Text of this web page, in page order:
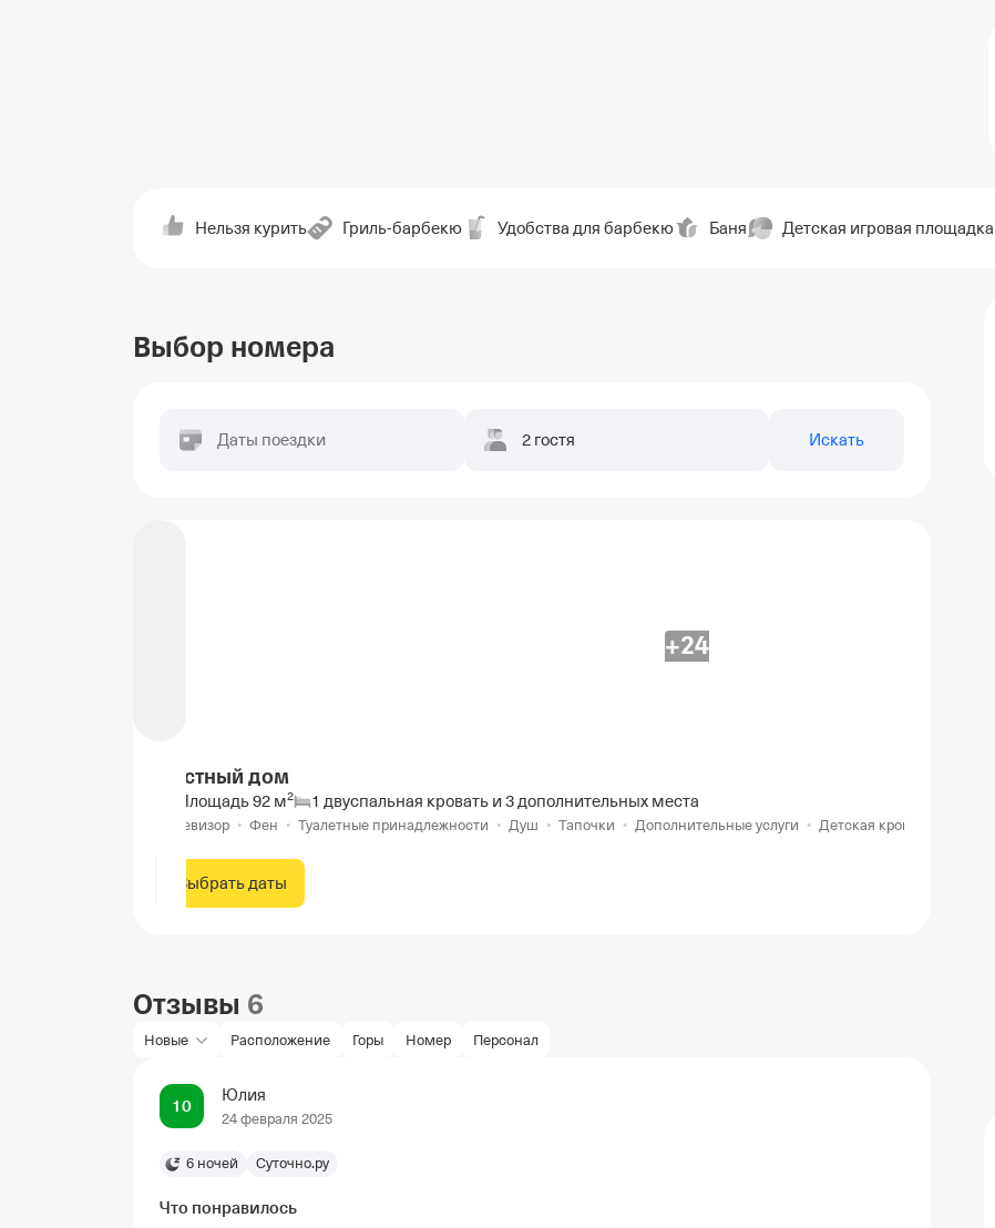
Нельзя курить Гриль-барбекю Удобства для барбекю Баня Детская игровая площадка
Выбор номера
Даты поездки 2 гостя Искать
+24
Частный дом
Площадь92 м2 1 двуспальная кровать и 3 дополнительных места
Телевизор • Фен • Туалетные принадлежности • Душ • Тапочки • Дополнительные услуги • Детская кровать включена
Выбрать даты
Отзывы 6
Новые Расположение Горы Номер Персонал
10
Юлия
24 февраля 2025
6 ночей Суточно.ру
Что понравилось